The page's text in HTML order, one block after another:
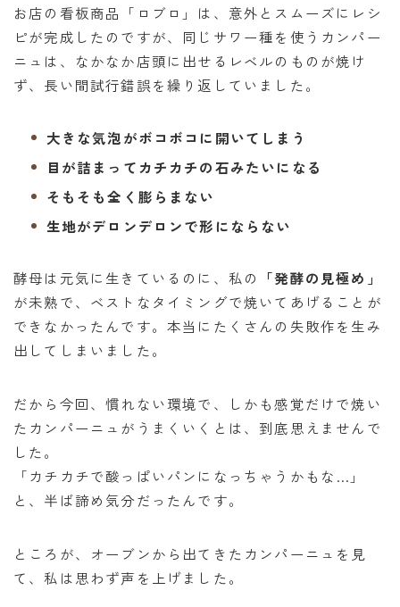
お店の看板商品「ロブロ」は、意外とスムーズにレシ
ピが完成したのですが、同じサワー種を使うカンパー
ニュは、なかなか店頭に出せるレベルのものが焼け
ず、長い間試行錯誤を繰り返していました。
大きな気泡がボコボコに開いてしまう
目が詰まってカチカチの石みたいになる
そもそも全く膨らまない
生地がデロンデロンで形にならない
酵母は元気に生きているのに、私の
「発酵の見極め」
が未熟で、ベストなタイミングで焼いてあげることが
できなかったんです。本当にたくさんの失敗作を生み
出してしまいました。
だから今回、慣れない環境で、しかも感覚だけで焼い
たカンパーニュがうまくいくとは、到底思えませんで
した。
「カチカチで酸っぱいパンになっちゃうかもな…」
と、半ば諦め気分だったんです。
ところが、オーブンから出てきたカンパーニュを見
て、私は思わず声を上げました。